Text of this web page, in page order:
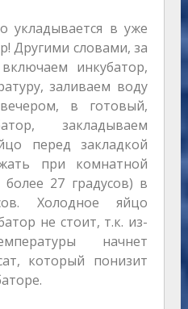
укладывается в уже
Другими словами, за
инкубатор,
заливаем воду
в готовый,
закладываем
перед закладкой
при комнатной
27 градусов) в
Холодное яйцо
не стоит, т.к. из-
начнет
который понизит